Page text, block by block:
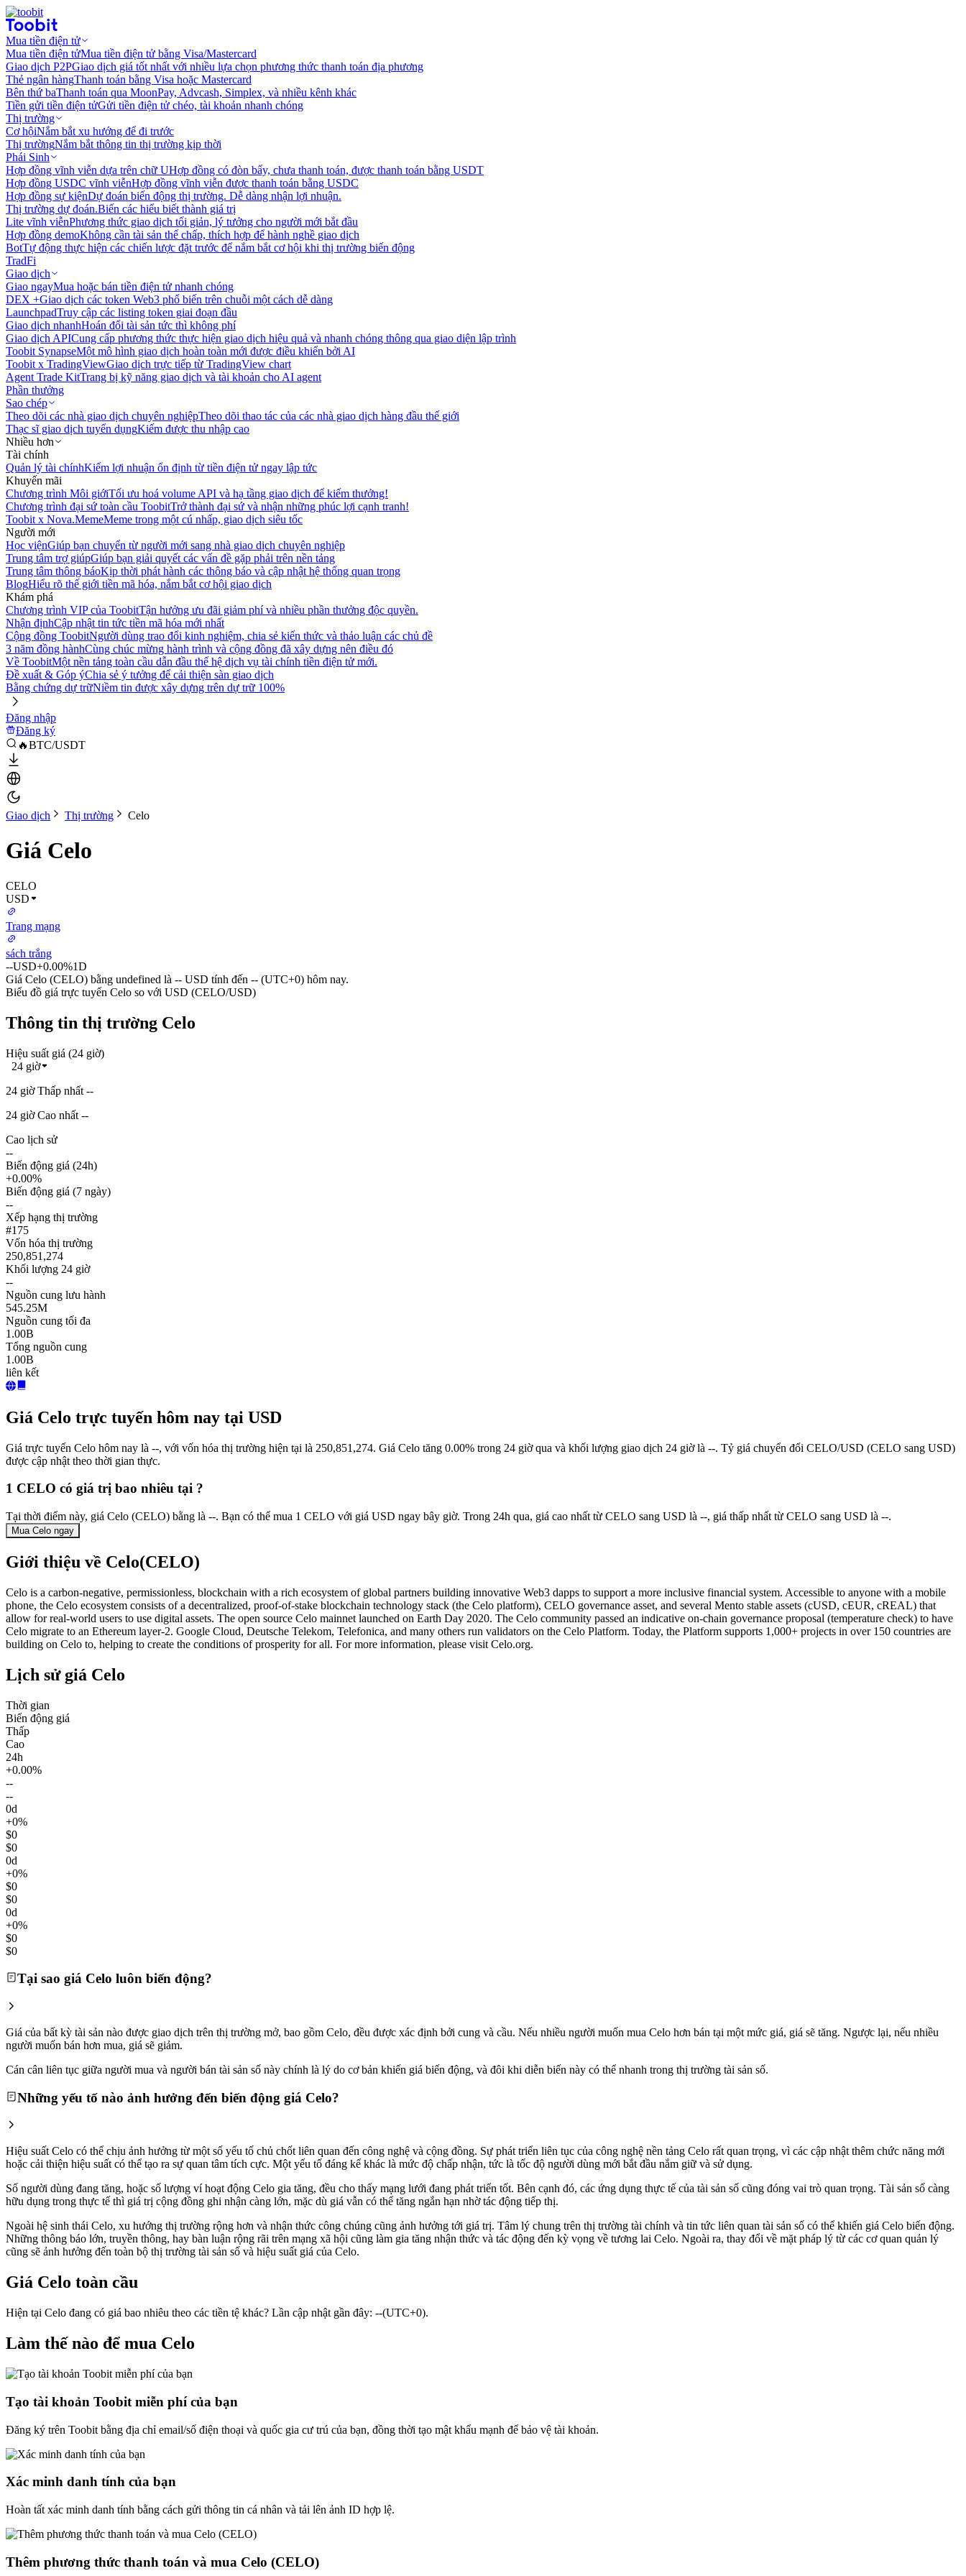
Mua tiền điện tử
Mua tiền điện tửMua tiền điện tử bằng Visa/Mastercard
Giao dịch P2PGiao dịch giá tốt nhất với nhiều lựa chọn phương thức thanh toán địa phương
Thẻ ngân hàngThanh toán bằng Visa hoặc Mastercard
Bên thứ baThanh toán qua MoonPay, Advcash, Simplex, và nhiều kênh khác
Tiền gửi tiền điện tửGửi tiền điện tử chéo, tài khoản nhanh chóng
Thị trường
Cơ hộiNắm bắt xu hướng để đi trước
Thị trườngNắm bắt thông tin thị trường kịp thời
Phái Sinh
Hợp đồng vĩnh viễn dựa trên chữ UHợp đồng có đòn bẩy, chưa thanh toán, được thanh toán bằng USDT
Hợp đồng USDC vĩnh viễnHợp đồng vĩnh viễn được thanh toán bằng USDC
Hợp đồng sự kiệnDự đoán biến động thị trường. Dễ dàng nhận lợi nhuận.
Thị trường dự đoán.Biến các hiểu biết thành giá trị
Lite vĩnh viễnPhương thức giao dịch tối giản, lý tưởng cho người mới bắt đầu
Hợp đồng demoKhông cần tài sản thế chấp, thích hợp để hành nghề giao dịch
BotTự động thực hiện các chiến lược đặt trước để nắm bắt cơ hội khi thị trường biến động
TradFi
Giao dịch
Giao ngayMua hoặc bán tiền điện tử nhanh chóng
DEX +Giao dịch các token Web3 phổ biến trên chuỗi một cách dễ dàng
LaunchpadTruy cập các listing token giai đoạn đầu
Giao dịch nhanhHoán đổi tài sản tức thì không phí
Giao dịch APICung cấp phương thức thực hiện giao dịch hiệu quả và nhanh chóng thông qua giao diện lập trình
Toobit SynapseMột mô hình giao dịch hoàn toàn mới được điều khiển bởi AI
Toobit x TradingViewGiao dịch trực tiếp từ TradingView chart
Agent Trade KitTrang bị kỹ năng giao dịch và tài khoản cho AI agent
Phần thưởng
Sao chép
Theo dõi các nhà giao dịch chuyên nghiệpTheo dõi thao tác của các nhà giao dịch hàng đầu thế giới
Thạc sĩ giao dịch tuyển dụngKiếm được thu nhập cao
Nhiều hơn
Tài chính
Quản lý tài chínhKiếm lợi nhuận ổn định từ tiền điện tử ngay lập tức
Khuyến mãi
Chương trình Môi giớiTối ưu hoá volume API và hạ tầng giao dịch để kiếm thưởng!
Chương trình đại sứ toàn cầu ToobitTrở thành đại sứ và nhận những phúc lợi cạnh tranh!
Toobit x Nova.MemeMeme trong một cú nhấp, giao dịch siêu tốc
Người mới
Học việnGiúp bạn chuyển từ người mới sang nhà giao dịch chuyên nghiệp
Trung tâm trợ giúpGiúp bạn giải quyết các vấn đề gặp phải trên nền tảng
Trung tâm thông báoKịp thời phát hành các thông báo và cập nhật hệ thống quan trọng
BlogHiểu rõ thế giới tiền mã hóa, nắm bắt cơ hội giao dịch
Khám phá
Chương trình VIP của ToobitTận hưởng ưu đãi giảm phí và nhiều phần thưởng độc quyền.
Nhận địnhCập nhật tin tức tiền mã hóa mới nhất
Cộng đồng ToobitNgười dùng trao đổi kinh nghiệm, chia sẻ kiến thức và thảo luận các chủ đề
3 năm đồng hànhCùng chúc mừng hành trình và cộng đồng đã xây dựng nên điều đó
Về ToobitMột nền tảng toàn cầu dẫn đầu thế hệ dịch vụ tài chính tiền điện tử mới.
Đề xuất & Góp ýChia sẻ ý tưởng để cải thiện sàn giao dịch
Bằng chứng dự trữNiềm tin được xây dựng trên dự trữ 100%
Đăng nhập
Đăng ký
🔥BTC/USDT
Giao dịch Thị trường Celo
Giá Celo
CELO
USD
Trang mạng
sách trắng
--USD+0.00%1D
Giá Celo (CELO) bằng undefined là -- USD tính đến -- (UTC+0) hôm nay.
Biểu đồ giá trực tuyến Celo so với USD (CELO/USD)
Thông tin thị trường Celo
Hiệu suất giá (24 giờ)
24 giờ
24 giờ Thấp nhất --
24 giờ Cao nhất --
Cao lịch sử
--
Biến động giá (24h)
+0.00%
Biến động giá (7 ngày)
--
Xếp hạng thị trường
#175
Vốn hóa thị trường
250,851,274
Khối lượng 24 giờ
--
Nguồn cung lưu hành
545.25M
Nguồn cung tối đa
1.00B
Tổng nguồn cung
1.00B
liên kết
Giá Celo trực tuyến hôm nay tại USD
Giá trực tuyến Celo hôm nay là --, với vốn hóa thị trường hiện tại là 250,851,274. Giá Celo tăng 0.00% trong 24 giờ qua và khối lượng giao dịch 24 giờ là --. Tỷ giá chuyển đổi CELO/USD (CELO sang USD)
được cập nhật theo thời gian thực.
1 CELO có giá trị bao nhiêu tại ?
Tại thời điểm này, giá Celo (CELO) bằng là --. Bạn có thể mua 1 CELO với giá USD ngay bây giờ. Trong 24h qua, giá cao nhất từ CELO sang USD là --, giá thấp nhất từ CELO sang USD là --.
Mua Celo ngay
Giới thiệu về Celo(CELO)
Celo is a carbon-negative, permissionless, blockchain with a rich ecosystem of global partners building innovative Web3 dapps to support a more inclusive financial system. Accessible to anyone with a mobile
phone, the Celo ecosystem consists of a decentralized, proof-of-stake blockchain technology stack (the Celo platform), CELO governance asset, and several Mento stable assets (cUSD, cEUR, cREAL) that
allow for real-world users to use digital assets. The open source Celo mainnet launched on Earth Day 2020. The Celo community passed an indicative on-chain governance proposal (temperature check) to have
Celo migrate to an Ethereum layer-2. Google Cloud, Deutsche Telekom, Telefonica, and many others run validators on the Celo Platform. Today, the Platform supports 1,000+ projects in over 150 countries are
building on Celo to, helping to create the conditions of prosperity for all. For more information, please visit Celo.org.
Lịch sử giá Celo
Thời gian
Biến động giá
Thấp
Cao
24h
+0.00%
--
--
0d
+0%
$0
$0
0d
+0%
$0
$0
0d
+0%
$0
$0
Tại sao giá Celo luôn biến động?
Giá của bất kỳ tài sản nào được giao dịch trên thị trường mở, bao gồm Celo, đều được xác định bởi cung và cầu. Nếu nhiều người muốn mua Celo hơn bán tại một mức giá, giá sẽ tăng. Ngược lại, nếu nhiều
người muốn bán hơn mua, giá sẽ giảm.
Cán cân liên tục giữa người mua và người bán tài sản số này chính là lý do cơ bản khiến giá biến động, và đôi khi diễn biến này có thể nhanh trong thị trường tài sản số.
Những yếu tố nào ảnh hưởng đến biến động giá Celo?
Hiệu suất Celo có thể chịu ảnh hưởng từ một số yếu tố chủ chốt liên quan đến công nghệ và cộng đồng. Sự phát triển liên tục của công nghệ nền tảng Celo rất quan trọng, vì các cập nhật thêm chức năng mới
hoặc cải thiện hiệu suất có thể tạo ra sự quan tâm tích cực. Một yếu tố đáng kể khác là mức độ chấp nhận, tức là tốc độ người dùng mới bắt đầu nắm giữ và sử dụng.
Số người dùng đang tăng, hoặc số lượng ví hoạt động Celo gia tăng, đều cho thấy mạng lưới đang phát triển tốt. Bên cạnh đó, các ứng dụng thực tế của tài sản số cũng đóng vai trò quan trọng. Tài sản số càng
hữu dụng trong thực tế thì giá trị cộng đồng ghi nhận càng lớn, mặc dù giá vẫn có thể tăng ngắn hạn nhờ tác động tiếp thị.
Ngoài hệ sinh thái Celo, xu hướng thị trường rộng hơn và nhận thức công chúng cũng ảnh hưởng tới giá trị. Tâm lý chung trên thị trường tài chính và tin tức liên quan tài sản số có thể khiến giá Celo biến động.
Những thông báo lớn, truyền thông, hay bàn luận rộng rãi trên mạng xã hội cũng làm gia tăng nhận thức và tác động đến kỳ vọng về tương lai Celo. Ngoài ra, thay đổi về mặt pháp lý từ các cơ quan quản lý
cũng sẽ ảnh hưởng đến toàn bộ thị trường tài sản số và hiệu suất giá của Celo.
Giá Celo toàn cầu
Hiện tại Celo đang có giá bao nhiêu theo các tiền tệ khác? Lần cập nhật gần đây: --(UTC+0).
Làm thế nào để mua Celo
Tạo tài khoản Toobit miễn phí của bạn
Đăng ký trên Toobit bằng địa chỉ email/số điện thoại và quốc gia cư trú của bạn, đồng thời tạo mật khẩu mạnh để bảo vệ tài khoản.
Xác minh danh tính của bạn
Hoàn tất xác minh danh tính bằng cách gửi thông tin cá nhân và tải lên ảnh ID hợp lệ.
Thêm phương thức thanh toán và mua Celo (CELO)